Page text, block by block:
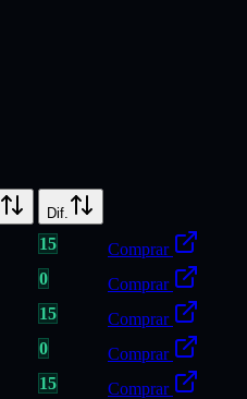
Dif.
15
Comprar
0
Comprar
15
Comprar
0
Comprar
15
Comprar